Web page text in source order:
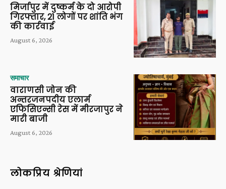
मिर्जापुर में दुष्कर्म के दो आरोपी
गिरफ्तार, 21 लोगों पर शांति भंग
की कार्रवाई
August 6, 2026
समाचार
वाराणसी जोन की
अन्तरजनपदीय एलार्म
एफिसिएन्सी रेस में मीरजापुर ने
मारी बाजी
August 6, 2026
लोकप्रिय श्रेणियां